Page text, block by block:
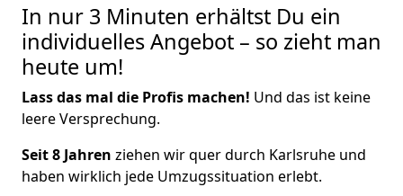
In nur 3 Minuten erhältst Du ein
individuelles Angebot – so zieht man
heute um!
Lass das mal die Profis machen! Und das ist keine
leere Versprechung.
Seit 8 Jahren ziehen wir quer durch Karlsruhe und
haben wirklich jede Umzugssituation erlebt.